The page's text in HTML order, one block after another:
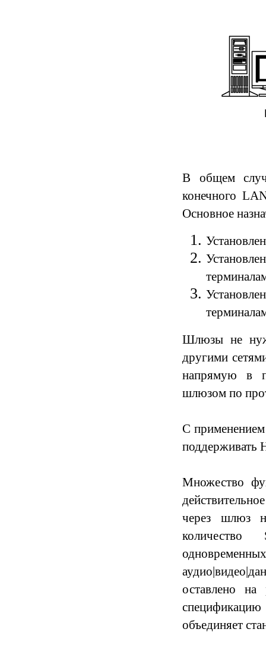
В общем
конечного
Основное
Шлюзы не
другими
напрямую в
шлюзом по
С применением
поддерживать
Множество
через шлюз
количество
оставлено
спецификацию
объединяет